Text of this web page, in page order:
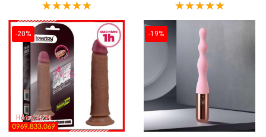
-20% -19%